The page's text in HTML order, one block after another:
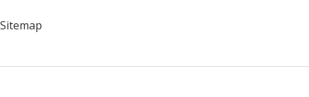
Sitemap